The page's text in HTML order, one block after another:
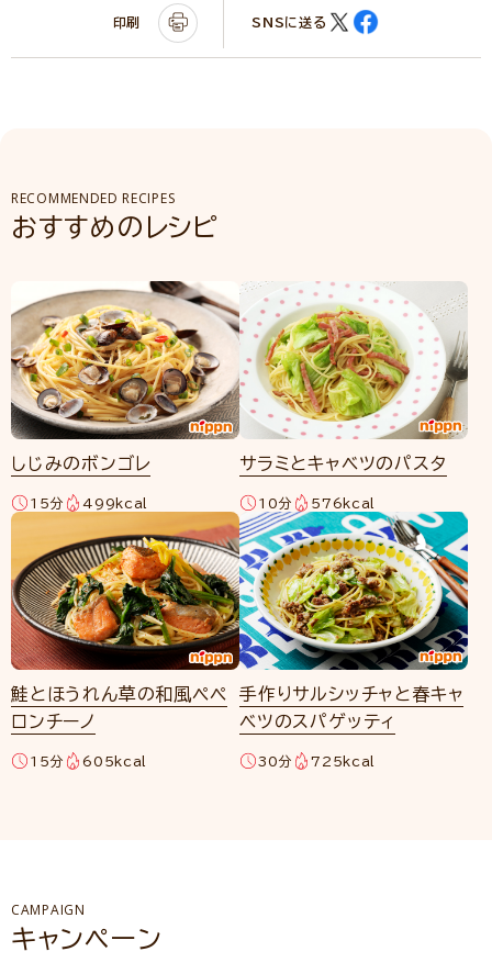
印刷 SNSに送る
RECOMMENDED RECIPES
おすすめのレシピ
しじみのボンゴレ
15分 499kcal
サラミとキャベツのパスタ
10分 576kcal
鮭とほうれん草の和風ペペ
ロンチーノ
15分 605kcal
手作りサルシッチャと春キャ
ベツのスパゲッティ
30分 725kcal
CAMPAIGN
キャンペーン